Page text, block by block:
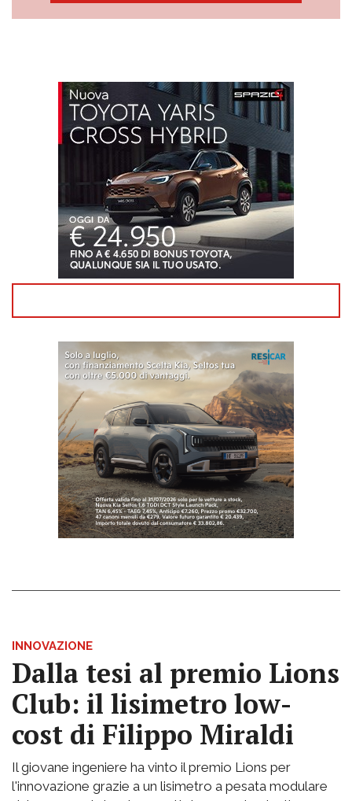
INNOVAZIONE
Dalla tesi al premio Lions
Club: il lisimetro low-
cost di Filippo Miraldi
Il giovane ingeniere ha vinto il premio Lions per
l'innovazione grazie a un lisimetro a pesata modulare